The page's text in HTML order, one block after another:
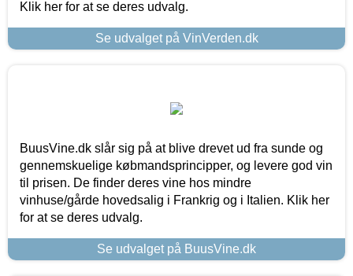
Klik her for at se deres udvalg.
Se udvalget på VinVerden.dk
BuusVine.dk slår sig på at blive drevet ud fra sunde og
gennemskuelige købmandsprincipper, og levere god vin
til prisen. De finder deres vine hos mindre
vinhuse/gårde hovedsalig i Frankrig og i Italien. Klik her
for at se deres udvalg.
Se udvalget på BuusVine.dk